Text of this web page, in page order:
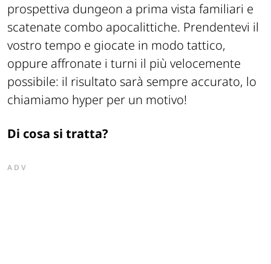
prospettiva dungeon a prima vista familiari e
scatenate combo apocalittiche. Prendentevi il
vostro tempo e giocate in modo tattico,
oppure affronate i turni il più velocemente
possibile: il risultato sarà sempre accurato, lo
chiamiamo hyper per un motivo!
Di cosa si tratta?
ADV